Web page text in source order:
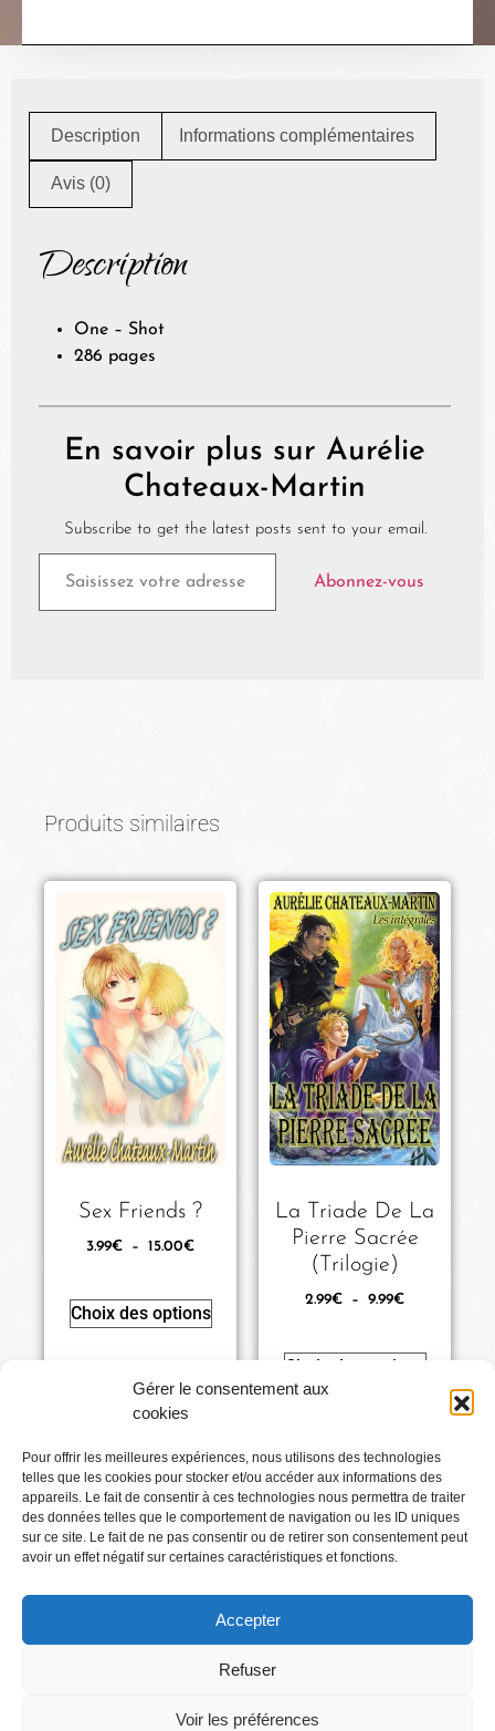
Gérer le consentement aux
cookies
Pour offrir les meilleures expériences, nous utilisons des technologies
telles que les cookies pour stocker et/ou accéder aux informations des
appareils. Le fait de consentir à ces technologies nous permettra de traiter
des données telles que le comportement de navigation ou les ID uniques
sur ce site. Le fait de ne pas consentir ou de retirer son consentement peut
avoir un effet négatif sur certaines caractéristiques et fonctions.
Accepter
Refuser
Voir les préférences
Description Informations complémentaires
Avis (0)
Description
One – Shot
286 pages
En savoir plus sur Aurélie
Chateaux-Martin
Subscribe to get the latest posts sent to your email.
Abonnez-vous
Produits similaires
Sex Friends ?
3.99€ – 15.00€
Choix des options
La Triade De La
Pierre Sacrée
(Trilogie)
2.99€ – 9.99€
Choix des options
Conditions générales
Mentions légales
Où Me Trouver ?